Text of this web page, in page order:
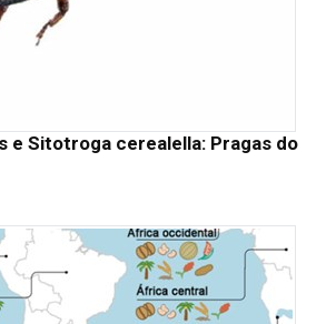
e Sitotroga cerealella: Pragas do